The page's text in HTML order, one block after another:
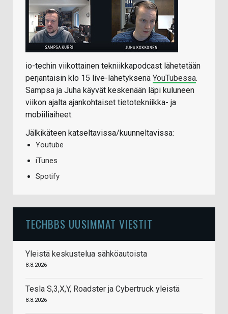
io-techin viikottainen tekniikkapodcast lähetetään
perjantaisin klo 15 live-lähetyksenä YouTubessa.
Sampsa ja Juha käyvät keskenään läpi kuluneen
viikon ajalta ajankohtaiset tietotekniikka- ja
mobiiliaiheet.
Jälkikäteen katseltavissa/kuunneltavissa:
Youtube
iTunes
Spotify
TECHBBS UUSIMMAT VIESTIT
Yleistä keskustelua sähköautoista
8.8.2026
Tesla S,3,X,Y, Roadster ja Cybertruck yleistä
8.8.2026